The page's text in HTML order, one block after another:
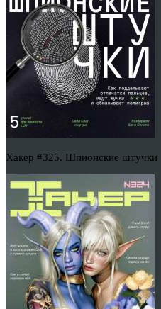
Хакер #325. Шпионские штучки